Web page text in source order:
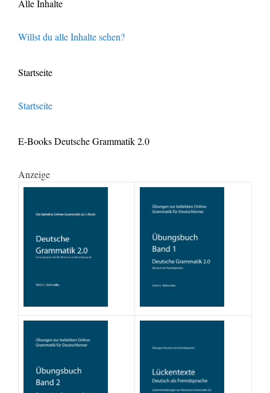
Alle Inhalte
Willst du alle Inhalte sehen?
Startseite
Startseite
E-Books Deutsche Grammatik 2.0
Anzeige